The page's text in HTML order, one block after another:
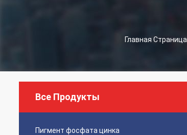
Главная Страница
Все Продукты
Пигмент фосфата цинка